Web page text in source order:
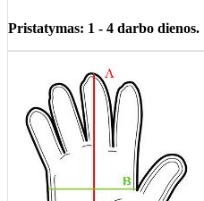
Pristatymas: 1 - 4 darbo dienos.